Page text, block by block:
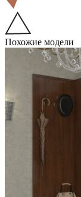
Похожие модели